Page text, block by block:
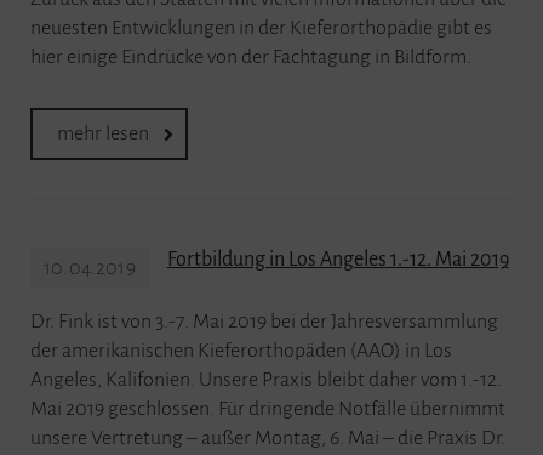
neuesten Entwicklungen in der Kieferorthopädie gibt es
hier einige Eindrücke von der Fachtagung in Bildform.
mehr lesen
10.04.2019 Fortbildung in Los Angeles 1.-12. Mai 2019
Dr. Fink ist von 3.-7. Mai 2019 bei der Jahresversammlung
der amerikanischen Kieferorthopäden (AAO) in Los
Angeles, Kalifonien. Unsere Praxis bleibt daher vom 1.-12.
Mai 2019 geschlossen. Für dringende Notfälle übernimmt
unsere Vertretung – außer Montag, 6. Mai – die Praxis Dr.